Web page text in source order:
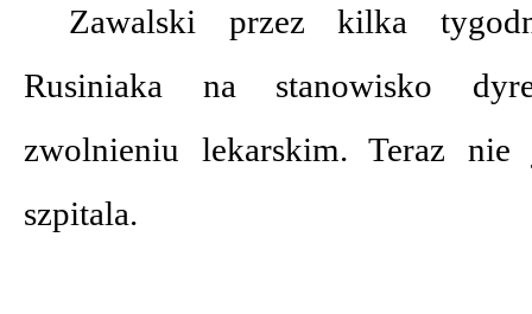
Zawalski przez kilka
Rusiniaka na stanowisko
zwolnieniu lekarskim. Teraz
szpitala.